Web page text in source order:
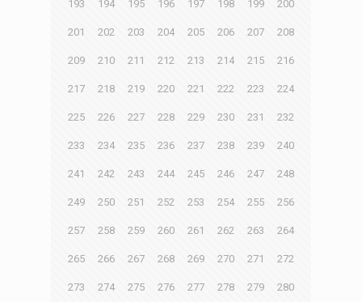
193 194 195 196 197 198 199 200
201 202 203 204 205 206 207 208
209 210 211 212 213 214 215 216
217 218 219 220 221 222 223 224
225 226 227 228 229 230 231 232
233 234 235 236 237 238 239 240
241 242 243 244 245 246 247 248
249 250 251 252 253 254 255 256
257 258 259 260 261 262 263 264
265 266 267 268 269 270 271 272
273 274 275 276 277 278 279 280